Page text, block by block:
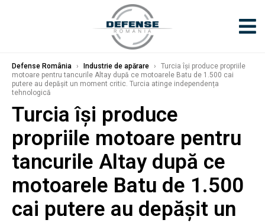
Defense România › Industrie de apărare ›
Turcia își produce propriile
motoare pentru tancurile Altay după ce motoarele Batu de 1.500 cai
putere au depășit un moment critic. Turcia atinge independența
tehnologică
Turcia își produce
propriile motoare pentru
tancurile Altay după ce
motoarele Batu de 1.500
cai putere au depășit un